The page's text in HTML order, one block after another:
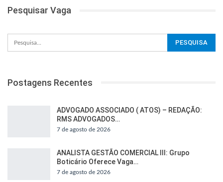
Pesquisar Vaga
Postagens Recentes
ADVOGADO ASSOCIADO ( ATOS) – REDAÇÃO:
RMS ADVOGADOS…
7 de agosto de 2026
ANALISTA GESTÃO COMERCIAL III: Grupo
Boticário Oferece Vaga…
7 de agosto de 2026